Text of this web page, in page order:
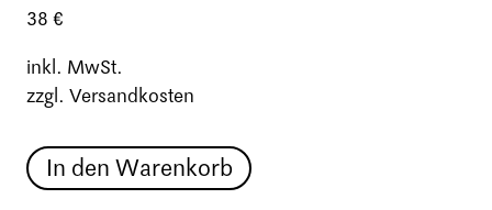
38 €
inkl. MwSt.
zzgl. Versandkosten
In den Warenkorb